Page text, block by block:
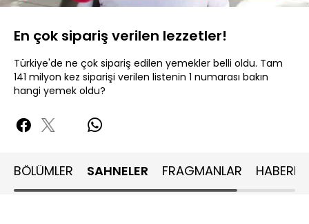
Aç
En çok sipariş verilen lezzetler!
Türkiye'de ne çok sipariş edilen yemekler belli oldu. Tam
141 milyon kez siparişi verilen listenin 1 numarası bakın
hangi yemek oldu?
BÖLÜMLER SAHNELER FRAGMANLAR